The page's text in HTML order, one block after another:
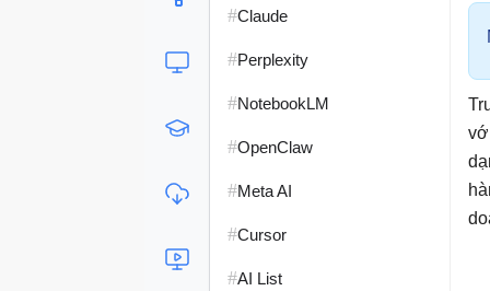
#Claude
#Perplexity
#NotebookLM
#OpenClaw
#Meta AI
#Cursor
#AI List